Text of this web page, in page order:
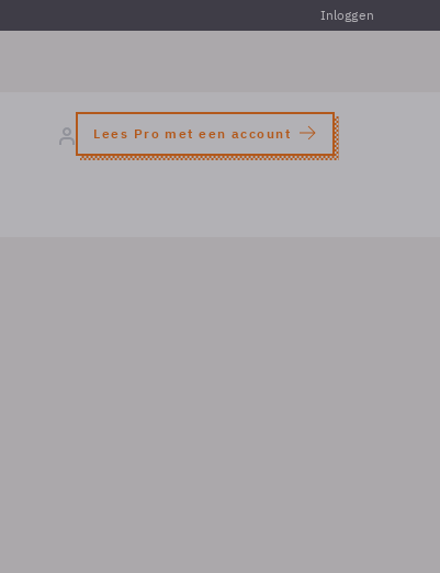
Inloggen
Lees Pro met een account